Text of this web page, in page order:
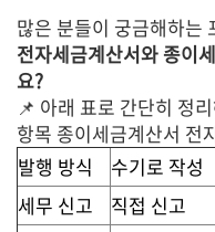
많은 분들이 궁금해하는
전자세금계산서와 종이
요?
📌 아래 표로 간단히 정
항목 종이세금계산서 전
발행 방식
수기로 작성
세무 신고
직접 신고